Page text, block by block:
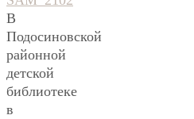
В
Подосиновской
районной
детской
библиотеке
в